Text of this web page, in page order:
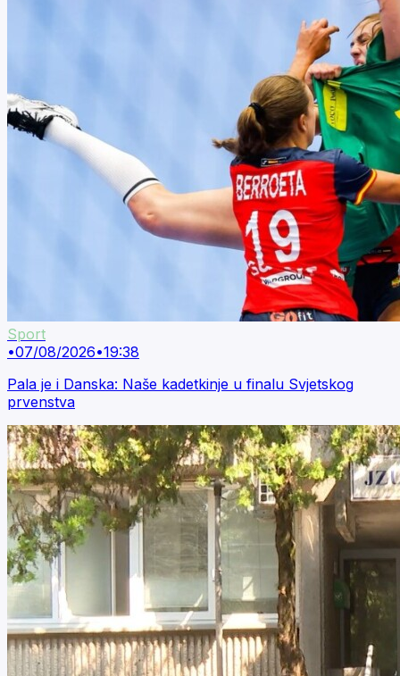
Sport
•07/08/2026•19:38
Pala je i Danska: Naše kadetkinje u finalu Svjetskog
prvenstva